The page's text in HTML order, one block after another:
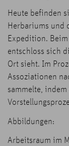
Heute befinden
Herbariums und
Expedition.
entschloss sich
Ort sieht. Im
Assoziationen
sammelte,
Abbildungen:
Arbeitsraum im